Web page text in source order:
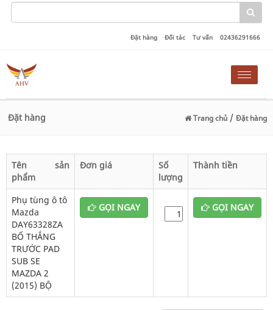
Đặt hàng Đối tác Tư vấn 02436291666
Toggle
Đặt hàng Trang chủ / Đặt hàng
Tên sản
phẩm
Đơn giá
Số
lượng
Thành tiền
Phụ tùng ô tô
Mazda
DAY63328ZA
BỐ THẮNG
TRƯỚC PAD
SUB SE
MAZDA 2
(2015) BỘ
GỌI NGAY GỌI NGAY